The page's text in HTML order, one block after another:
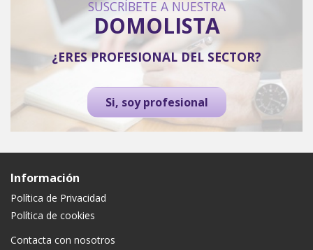
SUSCRÍBETE A NUESTRA
DOMOLISTA
¿ERES PROFESIONAL DEL SECTOR?
Si, soy profesional
Información
Política de Privacidad
Política de cookies
Contacta con nosotros